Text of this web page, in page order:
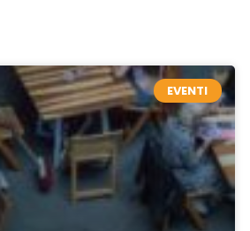
EVENTI